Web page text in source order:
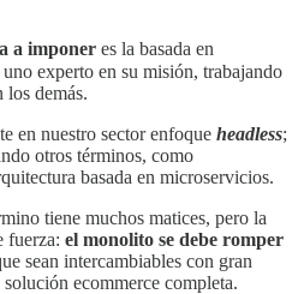
a imponer es la basada en
experto en su misión, trabajando
los demás.
en nuestro sector enfoque headless;
otros términos, como
basada en microservicios.
tiene muchos matices, pero la
fuerza: el monolito se debe romper
sean intercambiables con gran
ecommerce completa.